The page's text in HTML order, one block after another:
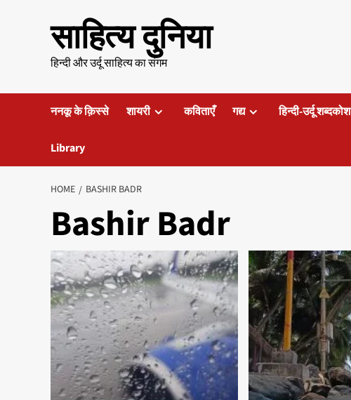
साहित्य दुनिया
हिन्दी और उर्दू साहित्य का संगम
ननकू के क़िस्से शायरी कविताएँ गद्य हिन्दी-उर्दू शब्दकोश
Library
HOME BASHIR BADR
Bashir Badr